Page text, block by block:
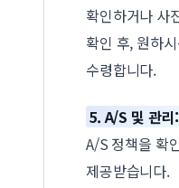
확인하거나 사
확인 후, 원하
수령합니다.
5. A/S 및 관리:
A/S 정책을 확
제공받습니다.